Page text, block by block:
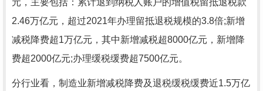
元，主要包括：累计退到纳税人账户的增值税留抵退税款
2.46万亿元，超过2021年办理留抵退税规模的3.8倍;新增
减税降费超1万亿元，其中新增减税超8000亿元，新增降
费超2000亿元;办理缓税缓费超7500亿元。
分行业看，制造业新增减税降费及退税缓税缓费近1.5万亿